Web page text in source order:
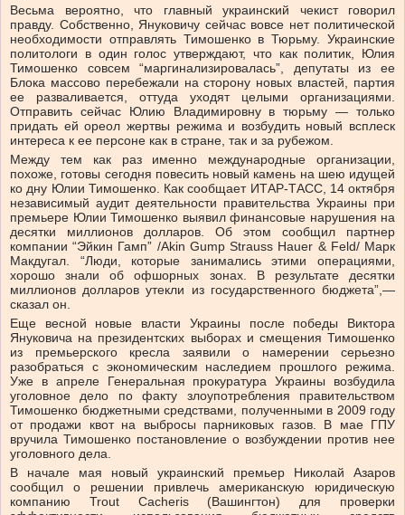
Весьма вероятно, что главный украинский чекист говорил
правду. Собственно, Януковичу сейчас вовсе нет политической
необходимости отправлять Тимошенко в Тюрьму. Украинские
политологи в один голос утверждают, что как политик, Юлия
Тимошенко совсем “маргинализировалась”, депутаты из ее
Блока массово перебежали на сторону новых властей, партия
ее разваливается, оттуда уходят целыми организациями.
Отправить сейчас Юлию Владимировну в тюрьму — только
придать ей ореол жертвы режима и возбудить новый всплеск
интереса к ее персоне как в стране, так и за рубежом.
Между тем как раз именно международные организации,
похоже, готовы сегодня повесить новый камень на шею идущей
ко дну Юлии Тимошенко. Как сообщает ИТАР-ТАСС, 14 октября
независимый аудит деятельности правительства Украины при
премьере Юлии Тимошенко выявил финансовые нарушения на
десятки миллионов долларов. Об этом сообщил партнер
компании “Эйкин Гамп” /Akin Gump Strauss Hauer & Feld/ Марк
Макдугал. “Люди, которые занимались этими операциями,
хорошо знали об офшорных зонах. В результате десятки
миллионов долларов утекли из государственного бюджета”,—
сказал он.
Еще весной новые власти Украины после победы Виктора
Януковича на президентских выборах и смещения Тимошенко
из премьерского кресла заявили о намерении серьезно
разобраться с экономическим наследием прошлого режима.
Уже в апреле Генеральная прокуратура Украины возбудила
уголовное дело по факту злоупотребления правительством
Тимошенко бюджетными средствами, полученными в 2009 году
от продажи квот на выбросы парниковых газов. В мае ГПУ
вручила Тимошенко постановление о возбуждении против нее
уголовного дела.
В начале мая новый украинский премьер Николай Азаров
сообщил о решении привлечь американскую юридическую
компанию Trout Cacheris (Вашингтон) для проверки